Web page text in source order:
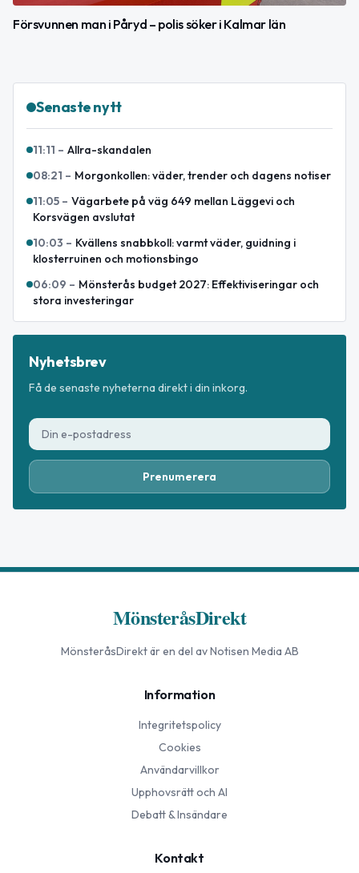
Försvunnen man i Påryd – polis söker i Kalmar län
Senaste nytt
11:11 – Allra-skandalen
08:21 – Morgonkollen: väder, trender och dagens notiser
11:05 – Vägarbete på väg 649 mellan Läggevi och
Korsvägen avslutat
10:03 – Kvällens snabbkoll: varmt väder, guidning i
klosterruinen och motionsbingo
06:09 – Mönsterås budget 2027: Effektiviseringar och
stora investeringar
Nyhetsbrev
Få de senaste nyheterna direkt i din inkorg.
Prenumerera
MönsteråsDirekt
MönsteråsDirektär en del av Notisen Media AB
Information
Integritetspolicy
Cookies
Användarvillkor
Upphovsrätt och AI
Debatt & Insändare
Kontakt